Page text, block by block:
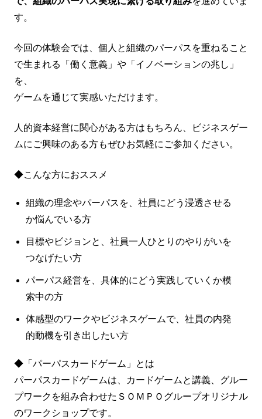
す。
今回の体験会では、個人と組織のパーパスを重ねること
で生まれる「働く意義」や「イノベーションの兆し」
を、
ゲームを通じて実感いただけます。
人的資本経営に関心がある方はもちろん、ビジネスゲー
ムにご興味のある方もぜひお気軽にご参加ください。
◆こんな方におススメ
組織の理念やパーパスを、社員にどう浸透させる
か悩んでいる方
目標やビジョンと、社員一人ひとりのやりがいを
つなげたい方
パーパス経営を、具体的にどう実践していくか模
索中の方
体感型のワークやビジネスゲームで、社員の内発
的動機を引き出したい方
◆「パーパスカードゲーム」とは
パーパスカードゲームは、カードゲームと講義、グルー
プワークを組み合わせたＳＯＭＰＯグループオリジナル
のワークショップです。